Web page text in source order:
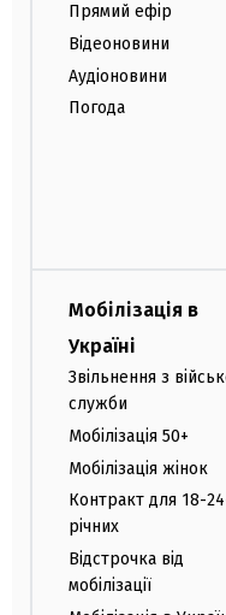
Прямий ефір
Відеоновини
Аудіоновини
Погода
Мобілізація в
Україні
Звільнення з
служби
Мобілізація 50+
Мобілізація жінок
Контракт для 18-
річних
Відстрочка від
мобілізації